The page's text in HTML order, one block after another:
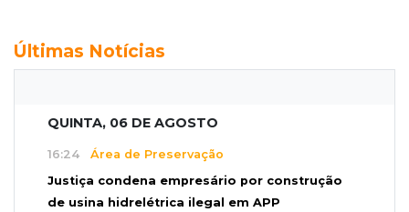
Últimas Notícias
QUINTA, 06 DE AGOSTO
16:24 Área de Preservação
Justiça condena empresário por construção
de usina hidrelétrica ilegal em APP